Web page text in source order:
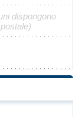
dispongono